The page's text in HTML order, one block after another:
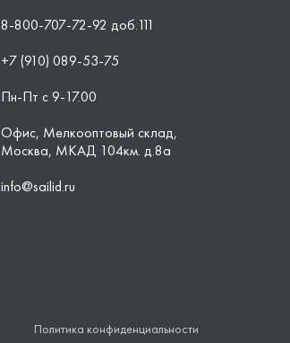
8-800-707-72-92 доб.111
+7 (910) 089-53-75
Пн-Пт с 9-17.00
Офис, Мелкооптовый склад,
Москва, МКАД 104км. д.8а
info@sailid.ru
Политика конфиденциальности